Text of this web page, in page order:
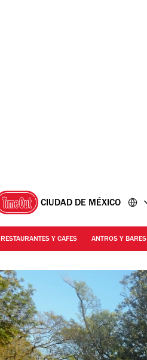
CIUDAD DE MÉXICO
RESTAURANTES Y CAFES ANTROS Y BARES